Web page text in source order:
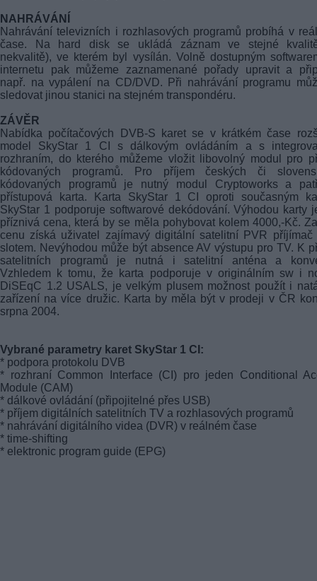
NAHRÁVÁNÍ
Nahrávání televizních i rozhlasových programů probíhá v
čase. Na hard disk se ukládá záznam ve stejné
nekvalitě), ve kterém byl vysílán. Volně dostupným
internetu pak můžeme zaznamenané pořady upravit a
např. na vypálení na CD/DVD. Při nahrávání programu
sledovat jinou stanici na stejném transpondéru.
ZÁVĚR
Nabídka počítačových DVB-S karet se v krátkém čase
model SkyStar 1 CI s dálkovým ovládáním a s
rozhraním, do kterého můžeme vložit libovolný modul pro
kódovaných programů. Pro příjem českých či
kódovaných programů je nutný modul Cryptoworks a
přístupová karta. Karta SkyStar 1 CI oproti současným
SkyStar 1 podporuje softwarové dekódování. Výhodou karty
příznivá cena, která by se měla pohybovat kolem 4000,-Kč.
cenu získá uživatel zajímavý digitální satelitní PVR
slotem. Nevýhodou může být absence AV výstupu pro TV. K
satelitních programů je nutná i satelitní anténa a
Vzhledem k tomu, že karta podporuje v originálním sw i
DiSEqC 1.2 USALS, je velkým plusem možnost použít i
zařízení na více družic. Karta by měla být v prodeji v ČR
srpna 2004.
Vybrané parametry karet SkyStar 1 CI:
* podpora protokolu DVB
* rozhraní Common Interface (CI) pro jeden Conditional
Module (CAM)
* dálkové ovládání (připojitelné přes USB)
* příjem digitálních satelitních TV a rozhlasových programů
* nahrávání digitálního videa (DVR) v reálném čase
* time-shifting
* elektronic program guide (EPG)